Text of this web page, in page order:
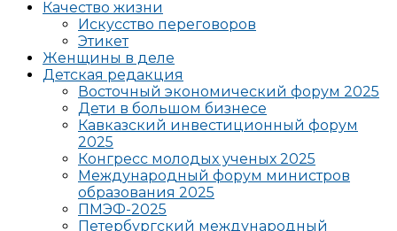
Качество жизни
Искусство переговоров
Этикет
Женщины в деле
Детская редакция
Восточный экономический форум 2025
Дети в большом бизнесе
Кавказский инвестиционный форум
2025
Конгресс молодых ученых 2025
Международный форум министров
образования 2025
ПМЭФ-2025
Петербургский международный